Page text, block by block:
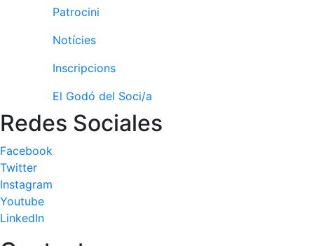
Conferències
Inspirational
d'Activitats
Jocs de taula
Penyes del
Club
Wellness
Center
Servei de
Patrocini
Notícies
Inscripcions
El Godó del Soci/a
Redes Sociales
Facebook
Twitter
Instagram
Youtube
LinkedIn